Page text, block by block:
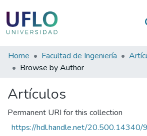
Communities
&
All of RIUFLO
Home Facultad de Ingeniería
Browse by Author
Artículos
Permanent URI for this collection
https://hdl.handle.net/20.500.14340/